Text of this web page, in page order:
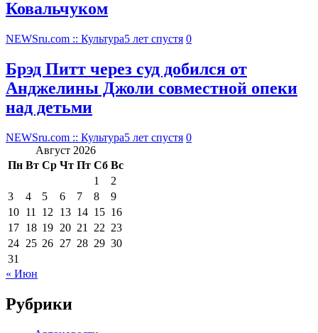
Ковальчуком
NEWSru.com :: Культура5 лет спустя 0
Брэд Питт через суд добился от
Анджелины Джоли совместной опеки
над детьми
NEWSru.com :: Культура5 лет спустя 0
Август 2026
Пн Вт Ср Чт Пт Сб Вс
1
2
3
4 5 6 7 8
9
10 11 12 13 14 15 16
17 18 19 20 21 22 23
24 25 26 27 28 29 30
31
« Июн
Рубрики